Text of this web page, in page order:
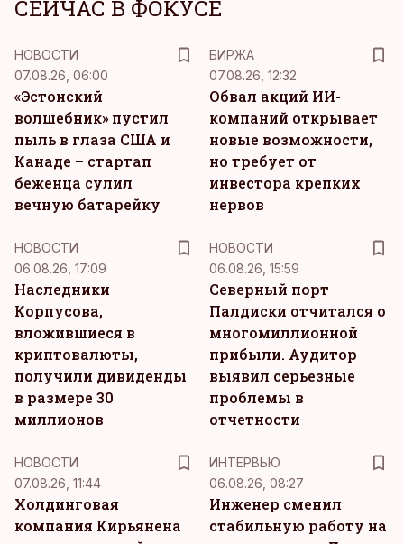
СЕЙЧАС В ФОКУСЕ
НОВОСТИ
07.08.26, 06:00
«Эстонский
волшебник» пустил
пыль в глаза США и
Канаде – стартап
беженца сулил
вечную батарейку
БИРЖА
07.08.26, 12:32
Обвал акций ИИ-
компаний открывает
новые возможности,
но требует от
инвестора крепких
нервов
НОВОСТИ
06.08.26, 17:09
Наследники
Корпусова,
вложившиеся в
криптовалюты,
получили дивиденды
в размере 30
миллионов
НОВОСТИ
06.08.26, 15:59
Северный порт
Палдиски отчитался о
многомиллионной
прибыли. Аудитор
выявил серьезные
проблемы в
отчетности
НОВОСТИ
07.08.26, 11:44
Холдинговая
компания Кирьянена
ИНТЕРВЬЮ
06.08.26, 08:27
Инженер сменил
стабильную работу на